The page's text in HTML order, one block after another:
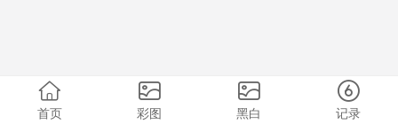
首页 彩图 黑白 记录